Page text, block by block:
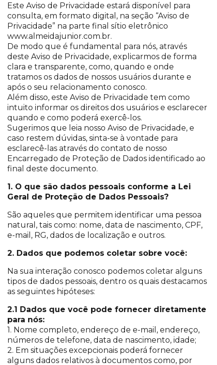
Este Aviso de Privacidade estará disponível para
consulta, em formato digital, na seção “Aviso de
Privacidade” na parte final sítio eletrônico
www.almeidajunior.com.br.
De modo que é fundamental para nós, através
deste Aviso de Privacidade, explicarmos de forma
clara e transparente, como, quando e onde
tratamos os dados de nossos usuários durante e
após o seu relacionamento conosco.
Além disso, este Aviso de Privacidade tem como
intuito informar os direitos dos usuários e esclarecer
quando e como poderá exercê-los.
Sugerimos que leia nosso Aviso de Privacidade, e
caso restem dúvidas, sinta-se à vontade para
esclarecê-las através do contato de nosso
Encarregado de Proteção de Dados identificado ao
final deste documento.
1. O que são dados pessoais conforme a Lei
Geral de Proteção de Dados Pessoais?
São aqueles que permitem identificar uma pessoa
natural, tais como: nome, data de nascimento, CPF,
e-mail, RG, dados de localização e outros.
2. Dados que podemos coletar sobre você:
Na sua interação conosco podemos coletar alguns
tipos de dados pessoais, dentro os quais destacamos
as seguintes hipóteses:
2.1 Dados que você pode fornecer diretamente
para nós:
1. Nome completo, endereço de e-mail, endereço,
números de telefone, data de nascimento, idade;
2. Em situações excepcionais poderá fornecer
alguns dados relativos à documentos como, por